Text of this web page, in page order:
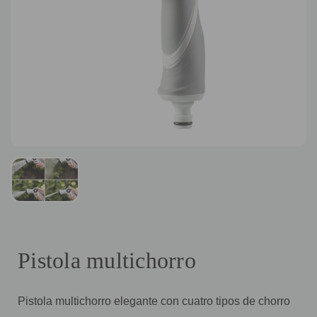
Pistola multichorro
Pistola multichorro elegante con cuatro tipos de chorro